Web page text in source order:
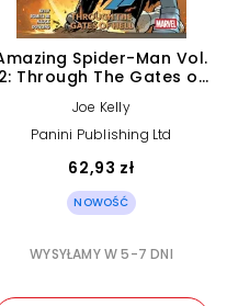
Spider-Man Vol.
2: Through The Gates of
Joe Kelly
Panini Publishing Ltd
62,93 zł
NOWOŚĆ
WYSYŁAMY W 5-7 DNI